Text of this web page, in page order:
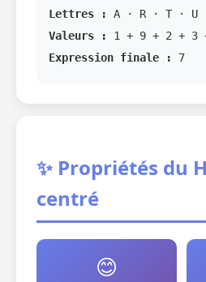
Lettres :
A · R · T · U
Valeurs :
1 + 9 + 2 + 3
Expression finale :
7
✨ Propriétés du
centré
😊